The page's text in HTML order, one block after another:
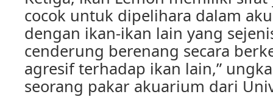
cocok untuk dipelihara dalam
dengan ikan-ikan lain yang
cenderung berenang secara
agresif terhadap ikan lain,”
seorang pakar akuarium dari